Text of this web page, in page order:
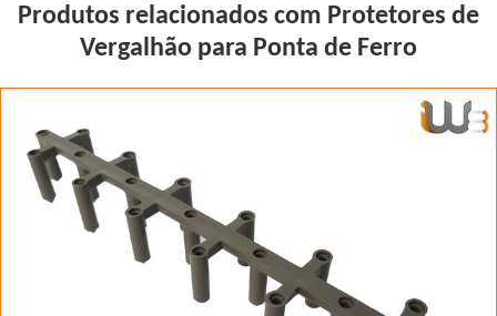
Produtos relacionados com Protetores de
Vergalhão para Ponta de Ferro